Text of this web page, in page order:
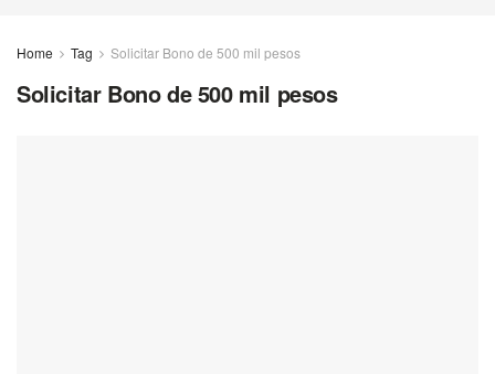
Home Tag Solicitar Bono de 500 mil pesos
Solicitar Bono de 500 mil pesos